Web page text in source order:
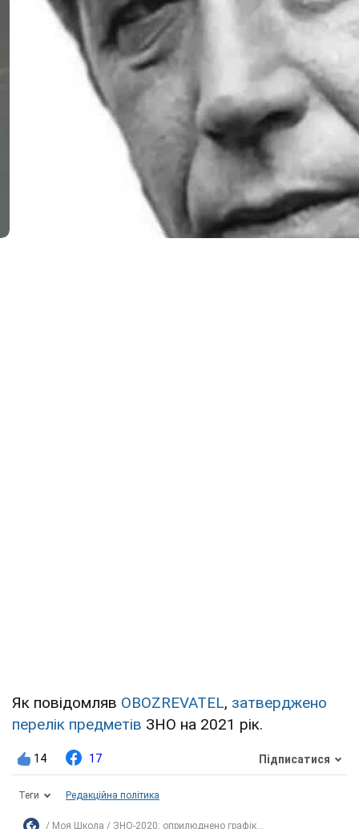
Як повідомляв OBOZREVATEL, затверджено
перелік предметів ЗНО на 2021 рік.
14 17 Підписатися
Теги Редакційна політика
Моя Школа ЗНО-2020: оприлюднено графік...